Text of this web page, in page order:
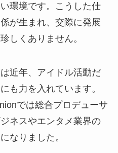
環境です。こうした仕
が生まれ、交際に発展
しくありません。
近年、アイドル活動だ
も力を入れています。
では総合プロデューサ
ネスやエンタメ業界の
なりました。